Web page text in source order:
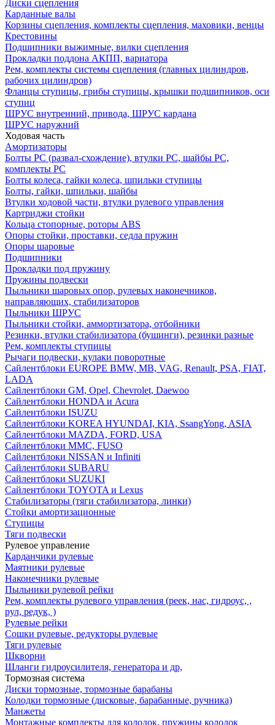
Диски сцепления
Карданные валы
Корзины сцепления, комплекты сцепления, маховики, венцы
Крестовины
Подшипники выжимные, вилки сцепления
Прокладки поддона АКПП, вариатора
Рем, комплекты системы сцепления (главных цилиндров,
рабочих цилиндров)
Фланцы ступицы, грибы ступицы, крышки подшипников, оси
ступиц
ШРУС внутренний, привода, ШРУС кардана
ШРУС наружний
Ходовая часть
Амортизаторы
Болты РС (развал-схождение), втулки РС, шайбы РС,
комплекты РС
Болты колеса, гайки колеса, шпильки ступицы
Болты, гайки, шпильки, шайбы
Втулки ходовой части, втулки рулевого управления
Картриджи стойки
Кольца стопорные, роторы ABS
Опоры стойки, проставки, седла пружин
Опоры шаровые
Подшипники
Прокладки под пружину
Пружины подвески
Пыльники шаровых опор, рулевых наконечников,
направляющих, стабилизаторов
Пыльники ШРУС
Пыльники стойки, аммортизатора, отбойники
Резинки, втулки стабилизатора (бушинги), резинки разные
Рем, комплекты ступицы
Рычаги подвески, кулаки поворотные
Сайлентблоки EUROPE BMW, MB, VAG, Renault, PSA, FIAT,
LADA
Сайлентблоки GM, Opel, Chevrolet, Daewoo
Сайлентблоки HONDA и Acura
Сайлентблоки ISUZU
Сайлентблоки KOREA HYUNDAI, KIA, SsangYong, ASIA
Сайлентблоки MAZDA, FORD, USA
Сайлентблоки MMC, FUSO
Сайлентблоки NISSAN и Infiniti
Сайлентблоки SUBARU
Сайлентблоки SUZUKI
Сайлентблоки TOYOTA и Lexus
Стабилизаторы (тяги стабилизатора, линки)
Стойки амортизационные
Ступицы
Тяги подвески
Рулевое управление
Карданчики рулевые
Маятники рулевые
Наконечники рулевые
Пыльники рулевой рейки
Рем, комплекты рулевого управления (реек, нас, гидроус, ,
рул, редук, )
Рулевые рейки
Сошки рулевые, редукторы рулевые
Тяги рулевые
Шкворни
Шланги гидроусилителя, генератора и др,
Тормозная система
Диски тормозные, тормозные барабаны
Колодки тормозные (дисковые, барабанные, ручника)
Манжеты
Монтажные комплекты для колодок, пружины колодок